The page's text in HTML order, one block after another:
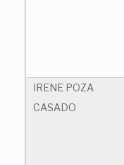
IRENE POZA
CASADO